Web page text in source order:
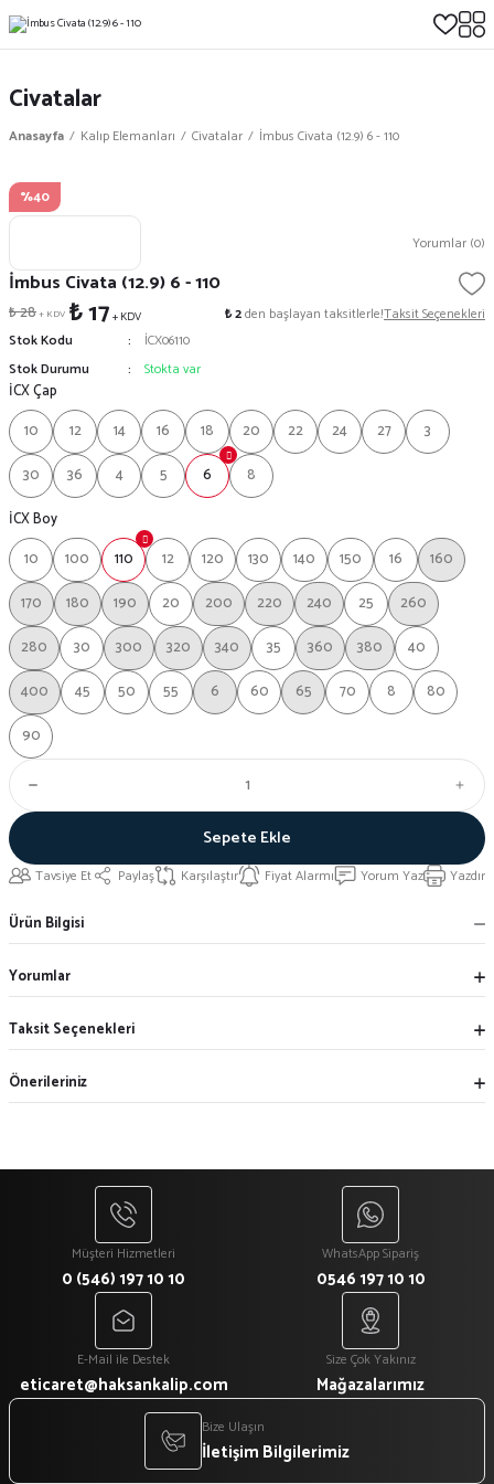
Civatalar
Anasayfa Kalıp Elemanları Civatalar İmbus Civata (12.9) 6 - 110
%40
Yorumlar (0)
İmbus Civata (12.9) 6 - 110
₺ 28+ KDV ₺ 17+ KDV ₺ 2den başlayan taksitlerle!Taksit Seçenekleri
Stok Kodu
İCX06110
Stok Durumu
Stokta var
İCX Çap
10
12 14 16 18 20 22 24 27
3
30
36 4 5 6
8
İCX Boy
10
100 110 12 120 130 140 150 16
160
170
180 190 20 200 220 240 25
260
280
30 300 320 340 35 360 380
40
400
45 50 55 6 60 65 70 8
80
90
Sepete Ekle
Tavsiye Et Paylaş Karşılaştır Fiyat Alarmı Yorum Yaz Yazdır
Ürün Bilgisi
Yorumlar
Taksit Seçenekleri
Önerileriniz
Müşteri Hizmetleri
0 (546) 197 10 10
WhatsApp Sipariş
0546 197 10 10
E-Mail ile Destek
eticaret@haksankalip.com
Size Çok Yakınız
Mağazalarımız
Bize Ulaşın
İletişim Bilgilerimiz